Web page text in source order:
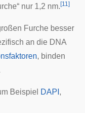
nur 1,2 nm. [11]
Furche besser
an die DNA
, binden
Beispiel DAPI ,